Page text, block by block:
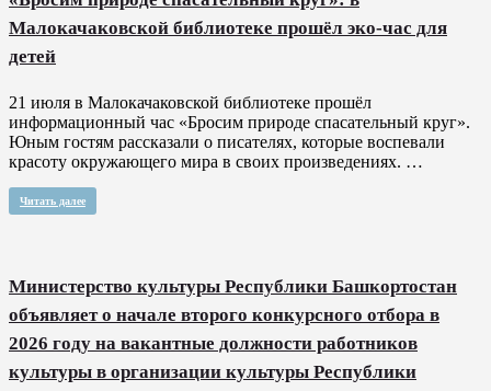
Малокачаковской библиотеке прошёл эко-час для
детей
21 июля в Малокачаковской библиотеке прошёл
информационный час «Бросим природе спасательный круг».
Юным гостям рассказали о писателях, которые воспевали
красоту окружающего мира в своих произведениях. …
Читать далее
Министерство культуры Республики Башкортостан
объявляет о начале второго конкурсного отбора в
2026 году на вакантные должности работников
культуры в организации культуры Республики